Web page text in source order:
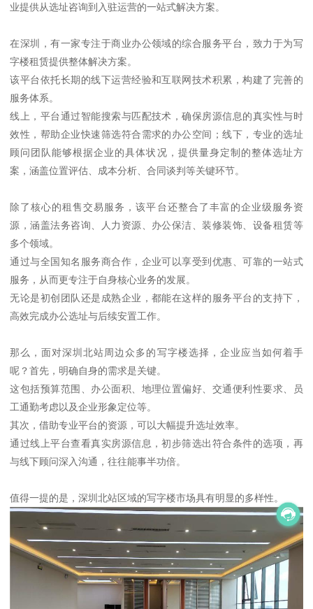
业提供从选址咨询到入驻运营的一站式解决方案。
在深圳，有一家专注于商业办公领域的综合服务平台，致力于为写
字楼租赁提供整体解决方案。
该平台依托长期的线下运营经验和互联网技术积累，构建了完善的
服务体系。
线上，平台通过智能搜索与匹配技术，确保房源信息的真实性与时
效性，帮助企业快速筛选符合需求的办公空间；线下，专业的选址
顾问团队能够根据企业的具体状况，提供量身定制的整体选址方
案，涵盖位置评估、成本分析、合同谈判等关键环节。
除了核心的租售交易服务，该平台还整合了丰富的企业级服务资
源，涵盖法务咨询、人力资源、办公保洁、装修装饰、设备租赁等
多个领域。
通过与全国知名服务商合作，企业可以享受到优惠、可靠的一站式
服务，从而更专注于自身核心业务的发展。
无论是初创团队还是成熟企业，都能在这样的服务平台的支持下，
高效完成办公选址与后续安置工作。
那么，面对深圳北站周边众多的写字楼选择，企业应当如何着手
呢？首先，明确自身的需求是关键。
这包括预算范围、办公面积、地理位置偏好、交通便利性要求、员
工通勤考虑以及企业形象定位等。
其次，借助专业平台的资源，可以大幅提升选址效率。
通过线上平台查看真实房源信息，初步筛选出符合条件的选项，再
与线下顾问深入沟通，往往能事半功倍。
值得一提的是，深圳北站区域的写字楼市场具有明显的多样性。